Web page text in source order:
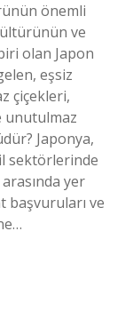
önemli
ve
olan Japon
eşsiz
çiçekleri,
unutulmaz
Japonya,
sektörlerinde
yer
başvuruları ve